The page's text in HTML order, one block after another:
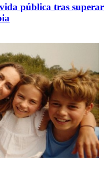
pública tras superar